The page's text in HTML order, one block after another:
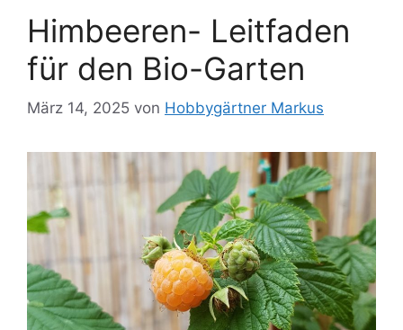
Himbeeren- Leitfaden
für den Bio-Garten
März 14, 2025 von Hobbygärtner Markus